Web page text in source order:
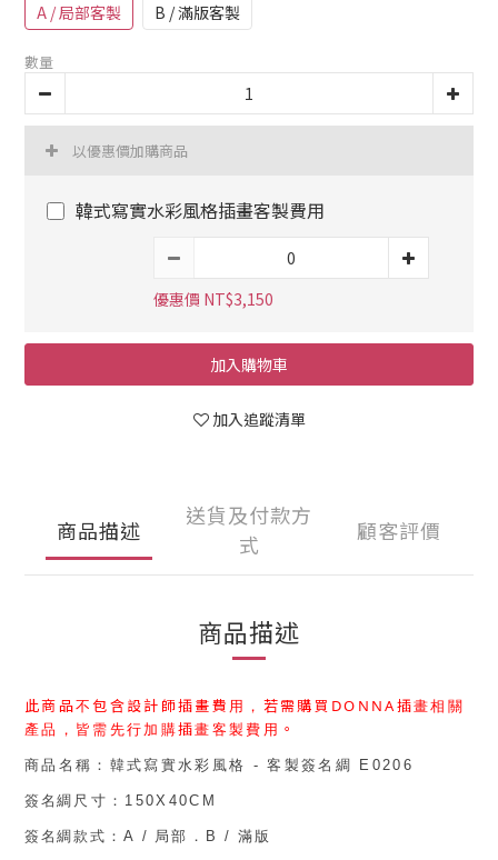
A / 局部客製 B / 滿版客製
數量
以優惠價加購商品
韓式寫實水彩風格插畫客製費用
優惠價 NT$3,150
加入購物車
加入追蹤清單
商品描述
送貨及付款方
式
顧客評價
商品描述
此商品不包含設計師插畫費用， 若需購買 DONNA插畫相關
產品，皆需先行加購插畫客製費用 。
商品名稱： 韓式寫實水彩風格 - 客製簽名綢 E0206
簽名綢 尺寸：150X40CM
簽名綢款式 ：A / 局部 ． B/ 滿版